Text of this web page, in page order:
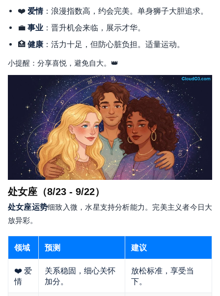
❤️ 爱情：浪漫指数高，约会完美。单身狮子大胆追求。
💼 事业 ：晋升机会来临，展示才华。
🏥 健康 ：活力十足，但防心脏负担。适量运动。
小提醒：分享喜悦，避免自大。👑
处女座（8/23 - 9/22）
处女座运势细致入微，水星支持分析能力。完美主义者今日大
放异彩。
领域 预测 建议
❤️ 爱
情
关系稳固，细心关怀
加分。
放松标准，享受当
下。